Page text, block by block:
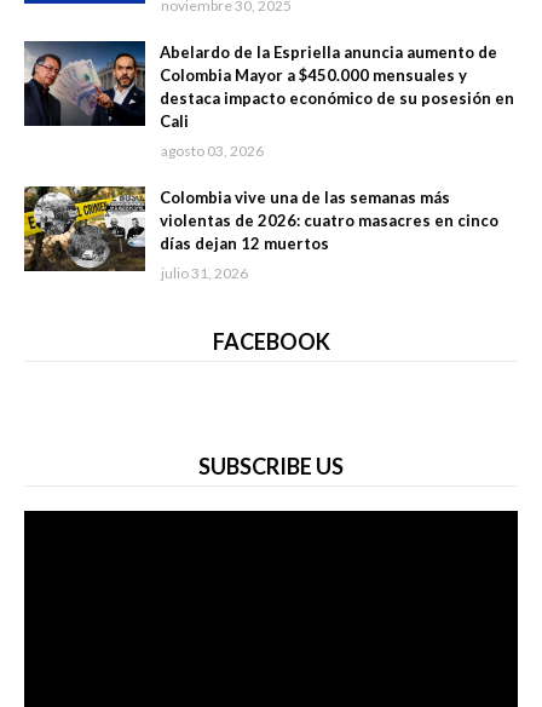
noviembre 30, 2025
Abelardo de la Espriella anuncia aumento de
Colombia Mayor a $450.000 mensuales y
destaca impacto económico de su posesión en
Cali
agosto 03, 2026
Colombia vive una de las semanas más
violentas de 2026: cuatro masacres en cinco
días dejan 12 muertos
julio 31, 2026
FACEBOOK
SUBSCRIBE US